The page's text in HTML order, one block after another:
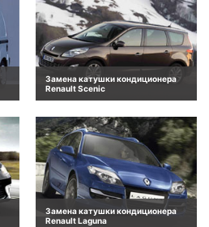
Замена катушки кондиционера
Renault Scenic
Замена катушки кондиционера
Renault Laguna